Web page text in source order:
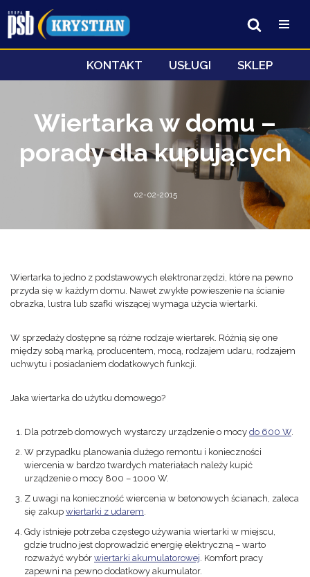
Przejdź
do
KONTAKT USŁUGI SKLEP
Wiertarka w domu –
porady dla kupujących
02-02-2015
Wiertarka to jedno z podstawowych elektronarzędzi, które na pewno
przyda się w każdym domu. Nawet zwykłe powieszenie na ścianie
obrazka, lustra lub szafki wiszącej wymaga użycia wiertarki.
W sprzedaży dostępne są różne rodzaje wiertarek. Różnią się one
między sobą marką, producentem, mocą, rodzajem udaru, rodzajem
uchwytu i posiadaniem dodatkowych funkcji.
Jaka wiertarka do użytku domowego?
Dla potrzeb domowych wystarczy urządzenie o mocy do 600 W.
W przypadku planowania dużego remontu i konieczności
wiercenia w bardzo twardych materiałach należy kupić
urządzenie o mocy 800 – 1000 W.
Z uwagi na konieczność wiercenia w betonowych ścianach, zaleca
się zakup wiertarki z udarem.
Gdy istnieje potrzeba częstego używania wiertarki w miejscu,
gdzie trudno jest doprowadzić energię elektryczną – warto
rozważyć wybór wiertarki akumulatorowej. Komfort pracy
zapewni na pewno dodatkowy akumulator.